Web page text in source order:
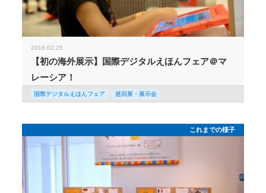
2018.02.25
【初の海外展示】国際デジタルえほんフェア＠マ
レーシア！
国際デジタルえほんフェア 巡回展・展示会
これまでの様子